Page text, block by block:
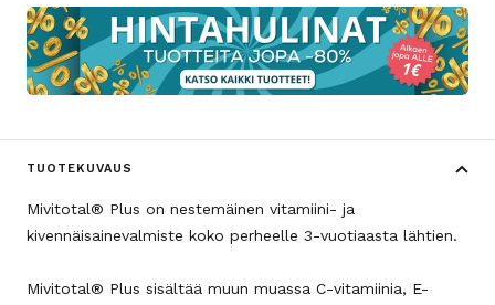
TUOTEKUVAUS
Mivitotal® Plus on nestemäinen vitamiini- ja
kivennäisainevalmiste koko perheelle 3-vuotiaasta lähtien.
Mivitotal® Plus sisältää muun muassa C-vitamiinia, E-